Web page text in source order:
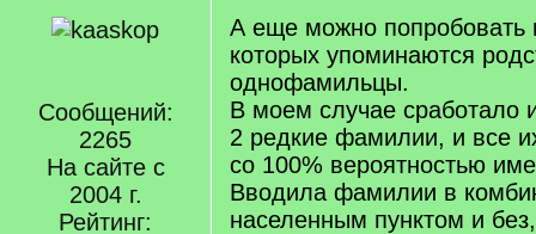
Сообщений:
2265
На сайте с
2004 г.
Рейтинг:
А еще можно попробовать
которых упоминаются
однофамильцы.
В моем случае сработало
2 редкие фамилии, и все
со 100% вероятностью
Вводила фамилии в
населенным пунктом и